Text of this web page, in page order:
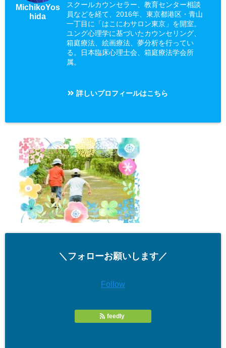
MichikoYos
hida
スクールカウンセラー、教育センター相談
員などを経て、2016年、東京都港区・青山
一丁目に「はこにわサロン東京」を開室。
ユング心理学に基づいたカウンセリング、
箱庭療法、絵画療法、夢分析を行ってい
る。日本臨床心理士会、箱庭療法学会所
属。
詳しいプロフィールはこちら
＼フォローお願いします／
Follow
feedly